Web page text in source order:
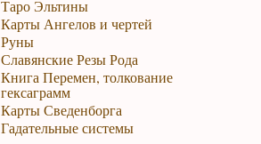
Таро Эльтины
Карты Ангелов и чертей
Руны
Славянские Резы Рода
Книга Перемен, толкование
гексаграмм
Карты Сведенборга
Гадательные системы